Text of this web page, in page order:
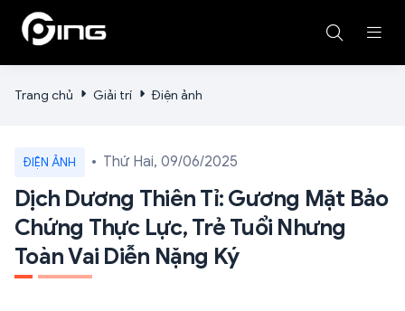
Trang chủ Giải trí Điện ảnh
ĐIỆN ẢNH Thứ Hai, 09/06/2025
Dịch Dương Thiên Tỉ: Gương Mặt Bảo
Chứng Thực Lực, Trẻ Tuổi Nhưng
Toàn Vai Diễn Nặng Ký